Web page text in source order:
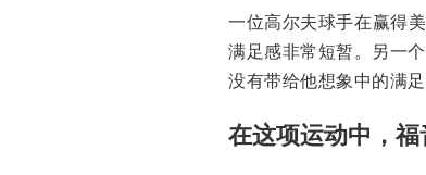
一位高尔夫球手在赢得
满足感非常短暂。另一
没有带给他想象中的满
在这项运动中，福